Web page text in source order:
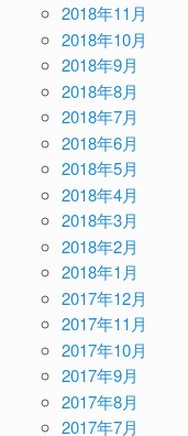
2018年11月
2018年10月
2018年9月
2018年8月
2018年7月
2018年6月
2018年5月
2018年4月
2018年3月
2018年2月
2018年1月
2017年12月
2017年11月
2017年10月
2017年9月
2017年8月
2017年7月